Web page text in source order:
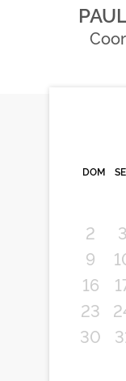
DOM
2
3
9
16
23
30